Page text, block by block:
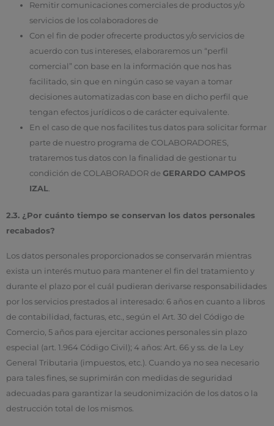
Remitir comunicaciones comerciales de productos y/o
servicios de los colaboradores de
Con el fin de poder ofrecerte productos y/o servicios de
acuerdo con tus intereses, elaboraremos un “perfil
comercial” con base en la información que nos has
facilitado, sin que en ningún caso se vayan a tomar
decisiones automatizadas con base en dicho perfil que
tengan efectos jurídicos o de carácter equivalente.
En el caso de que nos facilites tus datos para solicitar formar
parte de nuestro programa de COLABORADORES,
trataremos tus datos con la finalidad de gestionar tu
condición de COLABORADOR deGERARDO CAMPOS
IZAL.
2.3. ¿Por cuánto tiempo se conservan los datos personales
recabados?
Los datos personales proporcionados se conservarán mientras
exista un interés mutuo para mantener el fin del tratamiento y
durante el plazo por el cuál pudieran derivarse responsabilidades
por los servicios prestados al interesado: 6 años en cuanto a libros
de contabilidad, facturas, etc., según el Art. 30 del Código de
Comercio, 5 años para ejercitar acciones personales sin plazo
especial (art. 1.964 Código Civil); 4 años: Art. 66 y ss. de la Ley
General Tributaria (impuestos, etc.). Cuando ya no sea necesario
para tales fines, se suprimirán con medidas de seguridad
adecuadas para garantizar la seudonimización de los datos o la
destrucción total de los mismos.